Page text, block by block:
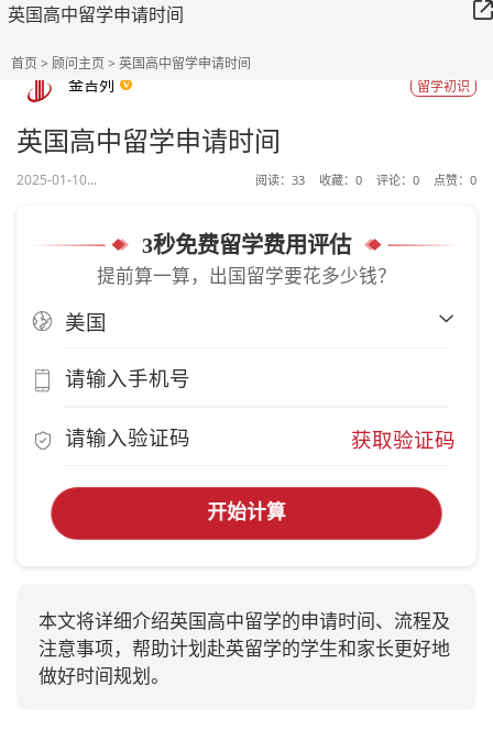
英国高中留学申请时间
首页> 顾问主页> 英国高中留学申请时间
金吉列 留学初识
英国高中留学申请时间
2025-01-10... 阅读： 33 收藏： 0 评论： 0 点赞： 0
3秒免费留学费用评估
提前算一算，出国留学要花多少钱？
获取验证码
开始计算
本文将详细介绍英国高中留学的申请时间、流程及
注意事项，帮助计划赴英留学的学生和家长更好地
做好时间规划。